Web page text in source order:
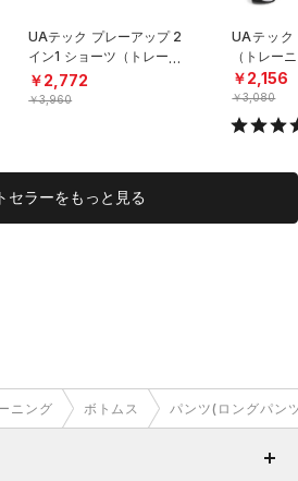
UAテック プレーアップ 2
イン1 ショーツ（トレーニ
ング/GIRLS）
￥2,772
￥3,960
UAテック
（トレー
￥2,156
￥3,080
セラーをもっと見る
ニング ボトムス パンツ(ロングパン